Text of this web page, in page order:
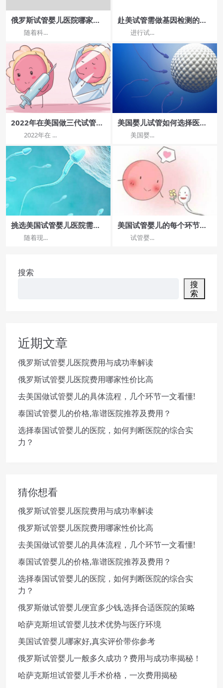
俄罗斯试管婴儿医院哪家
好？费用及成功率解析
随着科...
赴美试管需做基因检测的五
类人群
进行试...
2022年在美国做三代试管助
孕可以合法女吗?
2022年在 ...
美国婴儿试管如何选择医院
费用多少?
美国婴...
挑选美国试管婴儿医院需要
考察哪几个问题?
随着现...
美国试管婴儿的每个环节各
需要多少天
试管婴...
搜索
搜
索
近期文章
俄罗斯试管婴儿医院费用与成功率解读
俄罗斯试管婴儿医院费用哪家性价比高
去美国做试管婴儿的具体流程，几个环节一文看懂!
泰国试管婴儿的价格,靠谱医院推荐及费用？
选择泰国试管婴儿的医院，如何判断医院的综合实
力？
猜你想看
俄罗斯试管婴儿医院费用与成功率解读
俄罗斯试管婴儿医院费用哪家性价比高
去美国做试管婴儿的具体流程，几个环节一文看懂!
泰国试管婴儿的价格,靠谱医院推荐及费用？
选择泰国试管婴儿的医院，如何判断医院的综合实
力？
俄罗斯做试管婴儿便宜多少钱,选择合适医院的策略
哈萨克斯坦试管婴儿技术优势与医疗环境
美国试管婴儿哪家好,真实评价带你参考
俄罗斯试管婴儿一般多久成功？费用与成功率揭秘！
哈萨克斯坦试管婴儿手术价格，一次费用揭秘